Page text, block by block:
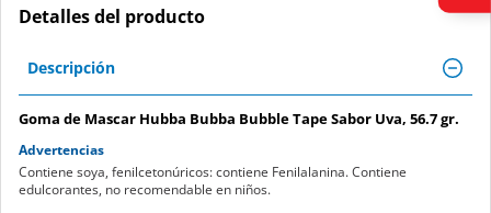
Detalles del producto
Descripción
Goma de Mascar Hubba Bubba Bubble Tape Sabor Uva, 56.7 gr.
Advertencias
Contiene soya, fenilcetonúricos: contiene Fenilalanina. Contiene
edulcorantes, no recomendable en niños.